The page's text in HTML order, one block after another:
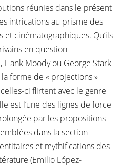
réunies dans le présent
intrications au prisme des
cinématographiques. Qu’ils
en question —
Moody ou George Stark
forme de « projections »
ci flirtent avec le genre
est l’une des lignes de force
par les propositions
dans la section
et mythifications des
(Emilio López-